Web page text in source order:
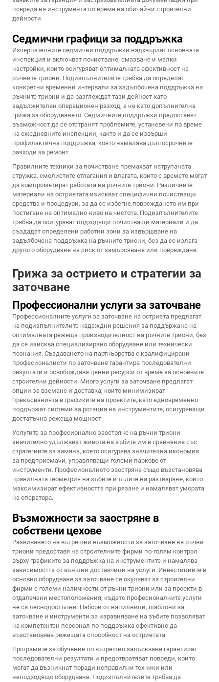
повреда на инструмента по време на обичайни строителни
дейности.
Седмични графици за поддръжка
Изчерпателните седмични поддръжки надхвърлят основната
инспекция и включват почистване, смазване и малки
настройки, които осигуряват оптималната ефективност на
ръчните триони. Подизпълнителите трябва да определят
конкретни временни интервали за задълбочена поддръжка на
ръчните триони и да разглеждат тази дейност като
задължителен операционен разход, а не като допълнителна
грижа за оборудването. Седмичните поддръжки предоставят
възможност да се отстранят проблемите, установени по време
на ежедневните инспекции, както и да се извърши
профилактична поддръжка, която намалява дългосрочните
разходи за ремонт.
Правилните техники за почистване премахват натрупаната
стружка, смолистите отлагания и влагата, които с времето могат
да компрометират работата на ръчните триони. Различните
материали на остриетата изискват специфични почистващи
средства и процедури, за да се избегне повреждането им при
постигане на оптимално ниво на чистота. Подизпълнителите
трябва да осигуряват подходящи почистващи материали и да
създадат определени работни зони за извършване на
задълбочена поддръжка на ръчните триони, без да се излага
другото оборудване на риск от замърсяване или повреждане.
Грижа за острието и стратегии за
заточване
Профессионални услуги за заточване
Профессионалните услуги за заточване на остриета предлагат
на подизпълнителите надеждни решения за поддържане на
оптималната режеща производителност на ръчните триони, без
да се изисква специализирано оборудване или технически
познания. Създаването на партньорства с квалифицирани
професионалисти по заточване гарантира последователни
резултати и освобождава ценни ресурси от време за основните
строителни дейности. Много услуги за заточване предлагат
опции за вземане и доставка, които минимизират
прекъсванията в графиките на проектите, като едновременно
поддържат системи за ротация на инструментите, осигуряващи
достатъчна режеща мощност.
Услугите за професионално заостряне на ръчни триони
значително удължават живота на зъбите им в сравнение със
стратегиите за замяна, което осигурява значителна икономия
за предприемачи, управляващи големи паркове от
инструменти. Професионалното заостряне също възстановява
правилната геометрия на зъбите и ъглите на разтваряне, които
максимизират ефективността при рязане и намаляват умората
на оператора.
Възможности за заостряне в
собствени цехове
Развиването на вътрешни възможности за заточване на ръчни
триони предоставя на строителните фирми по-голям контрол
върху графиките за поддръжка на инструментите и намалява
зависимостта от външни доставчици на услуги. Инвестициите в
основно оборудване за заточване се окупяват за строителни
фирми с големи наличности от ръчни триони или за проекти в
отдалечени местоположения, където професионалните услуги
не са леснодостъпни. Набори от напилници, шаблони за
заточване и инструменти за изравняване на зъбите позволяват
на компетентен персонал по поддръжка ефективно да
възстановява режещата способност на остриетата.
Програмите за обучение по вътрешно залъскване гарантират
последователни резултати и предотвратяват повреди, които
могат да възникнат поради неправилни техники или
неподходящо оборудване. Подизпълнителите трябва да